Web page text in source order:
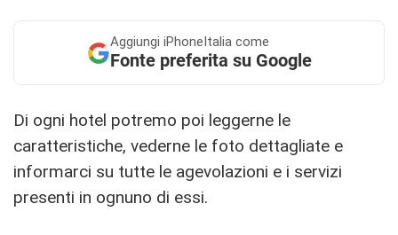
Aggiungi iPhoneItalia come
Fonte preferita su Google
Di ogni hotel potremo poi leggerne le
caratteristiche, vederne le foto dettagliate e
informarci su tutte le agevolazioni e i servizi
presenti in ognuno di essi.